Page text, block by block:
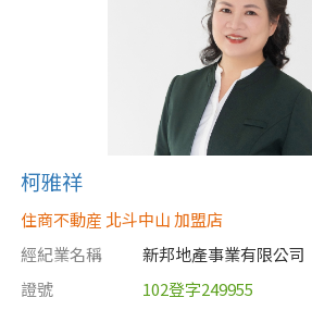
4樓
~
格局
柯雅祥
住商不動産 北斗中山 加盟店
經紀業名稱
新邦地產事業有限公司
證號
102登字249955